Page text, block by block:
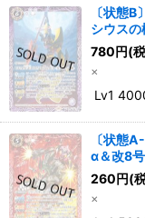
〔状態
シウス
780 円(
×
Lv1
〔状態
α＆改8
260 円(
×